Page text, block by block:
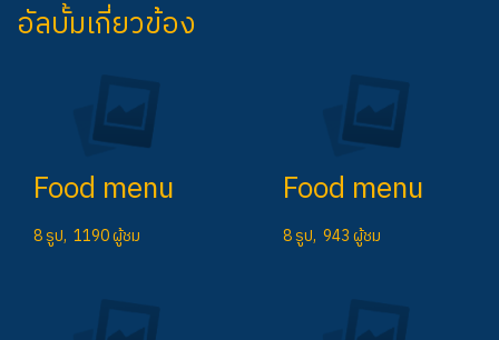
อัลบั้มเกี่ยวข้อง
Food menu
8 รูป, 1190 ผู้ชม
Food menu
8 รูป, 943 ผู้ชม